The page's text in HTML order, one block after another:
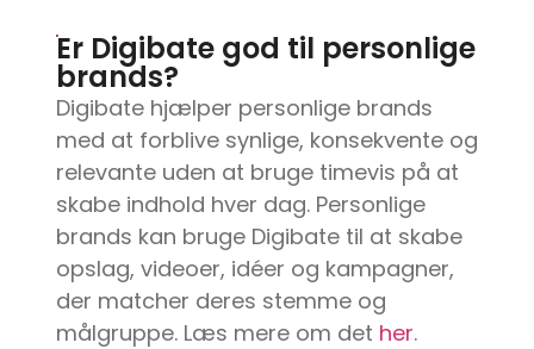
Er Digibate god til personlige
brands?
Digibate hjælper personlige brands
med at forblive synlige, konsekvente og
relevante uden at bruge timevis på at
skabe indhold hver dag. Personlige
brands kan bruge Digibate til at skabe
opslag, videoer, idéer og kampagner,
der matcher deres stemme og
målgruppe. Læs mere om det her.